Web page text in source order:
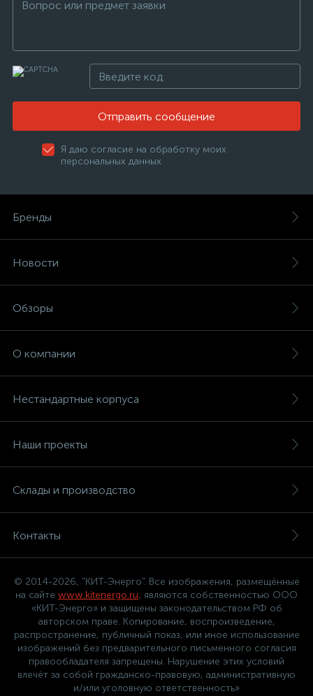
Отправить сообщение
Я даю согласие на обработку моих
персональных данных
Бренды
Новости
Обзоры
О компании
Нестандартные корпуса
Наши проекты
Склады и производство
Контакты
© 2014-2026, "КИТ-Энерго". Все изображения, размещённые
на сайте www.kitenergo.ru, являются собственностью ООО
«КИТ-Энерго» и защищены законодательством РФ об
авторском праве. Копирование, воспроизведение,
распространение, публичный показ, или иное использование
изображений без предварительного письменного согласия
правообладателя запрещены. Нарушение этих условий
влечёт за собой гражданско-правовую, административную
и/или уголовную ответственность»